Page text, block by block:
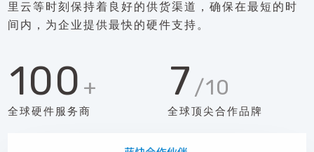
里云等时刻保持着良好的供货渠道，确保在最短的时
间内，为企业提供最快的硬件支持。
100 +
全球硬件服务商
7 /10
全球顶尖合作品牌